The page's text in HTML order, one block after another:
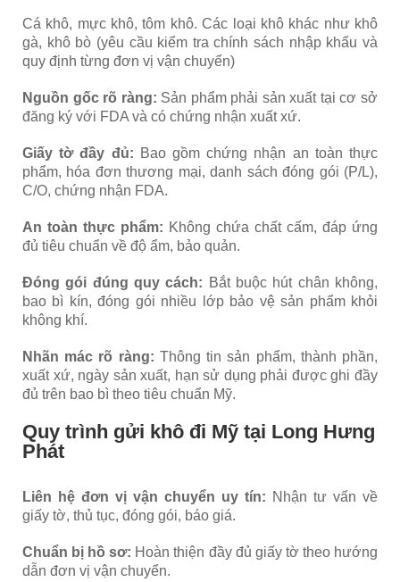
Cá khô, mực khô, tôm khô​.Các loại khô khác như khô
gà, khô bò (yêu cầu kiểm tra chính sách nhập khẩu và
quy định từng đơn vị vận chuyển)
Nguồn gốc rõ ràng: Sản phẩm phải sản xuất tại cơ sở
đăng ký với FDA và có chứng nhận xuất xứ.
Giấy tờ đầy đủ: Bao gồm chứng nhận an toàn thực
phẩm, hóa đơn thương mại, danh sách đóng gói (P/L),
C/O, chứng nhận FDA.
An toàn thực phẩm: Không chứa chất cấm, đáp ứng
đủ tiêu chuẩn về độ ẩm, bảo quản.
Đóng gói đúng quy cách: Bắt buộc hút chân không,
bao bì kín, đóng gói nhiều lớp bảo vệ sản phẩm khỏi
không khí.
Nhãn mác rõ ràng: Thông tin sản phẩm, thành phần,
xuất xứ, ngày sản xuất, hạn sử dụng phải được ghi đầy
đủ trên bao bì theo tiêu chuẩn Mỹ.
Quy trình gửi khô đi Mỹ tại Long Hưng
Phát
Liên hệ đơn vị vận chuyển uy tín: Nhận tư vấn về
giấy tờ, thủ tục, đóng gói, báo giá.
Chuẩn bị hồ sơ: Hoàn thiện đầy đủ giấy tờ theo hướng
dẫn đơn vị vận chuyển.